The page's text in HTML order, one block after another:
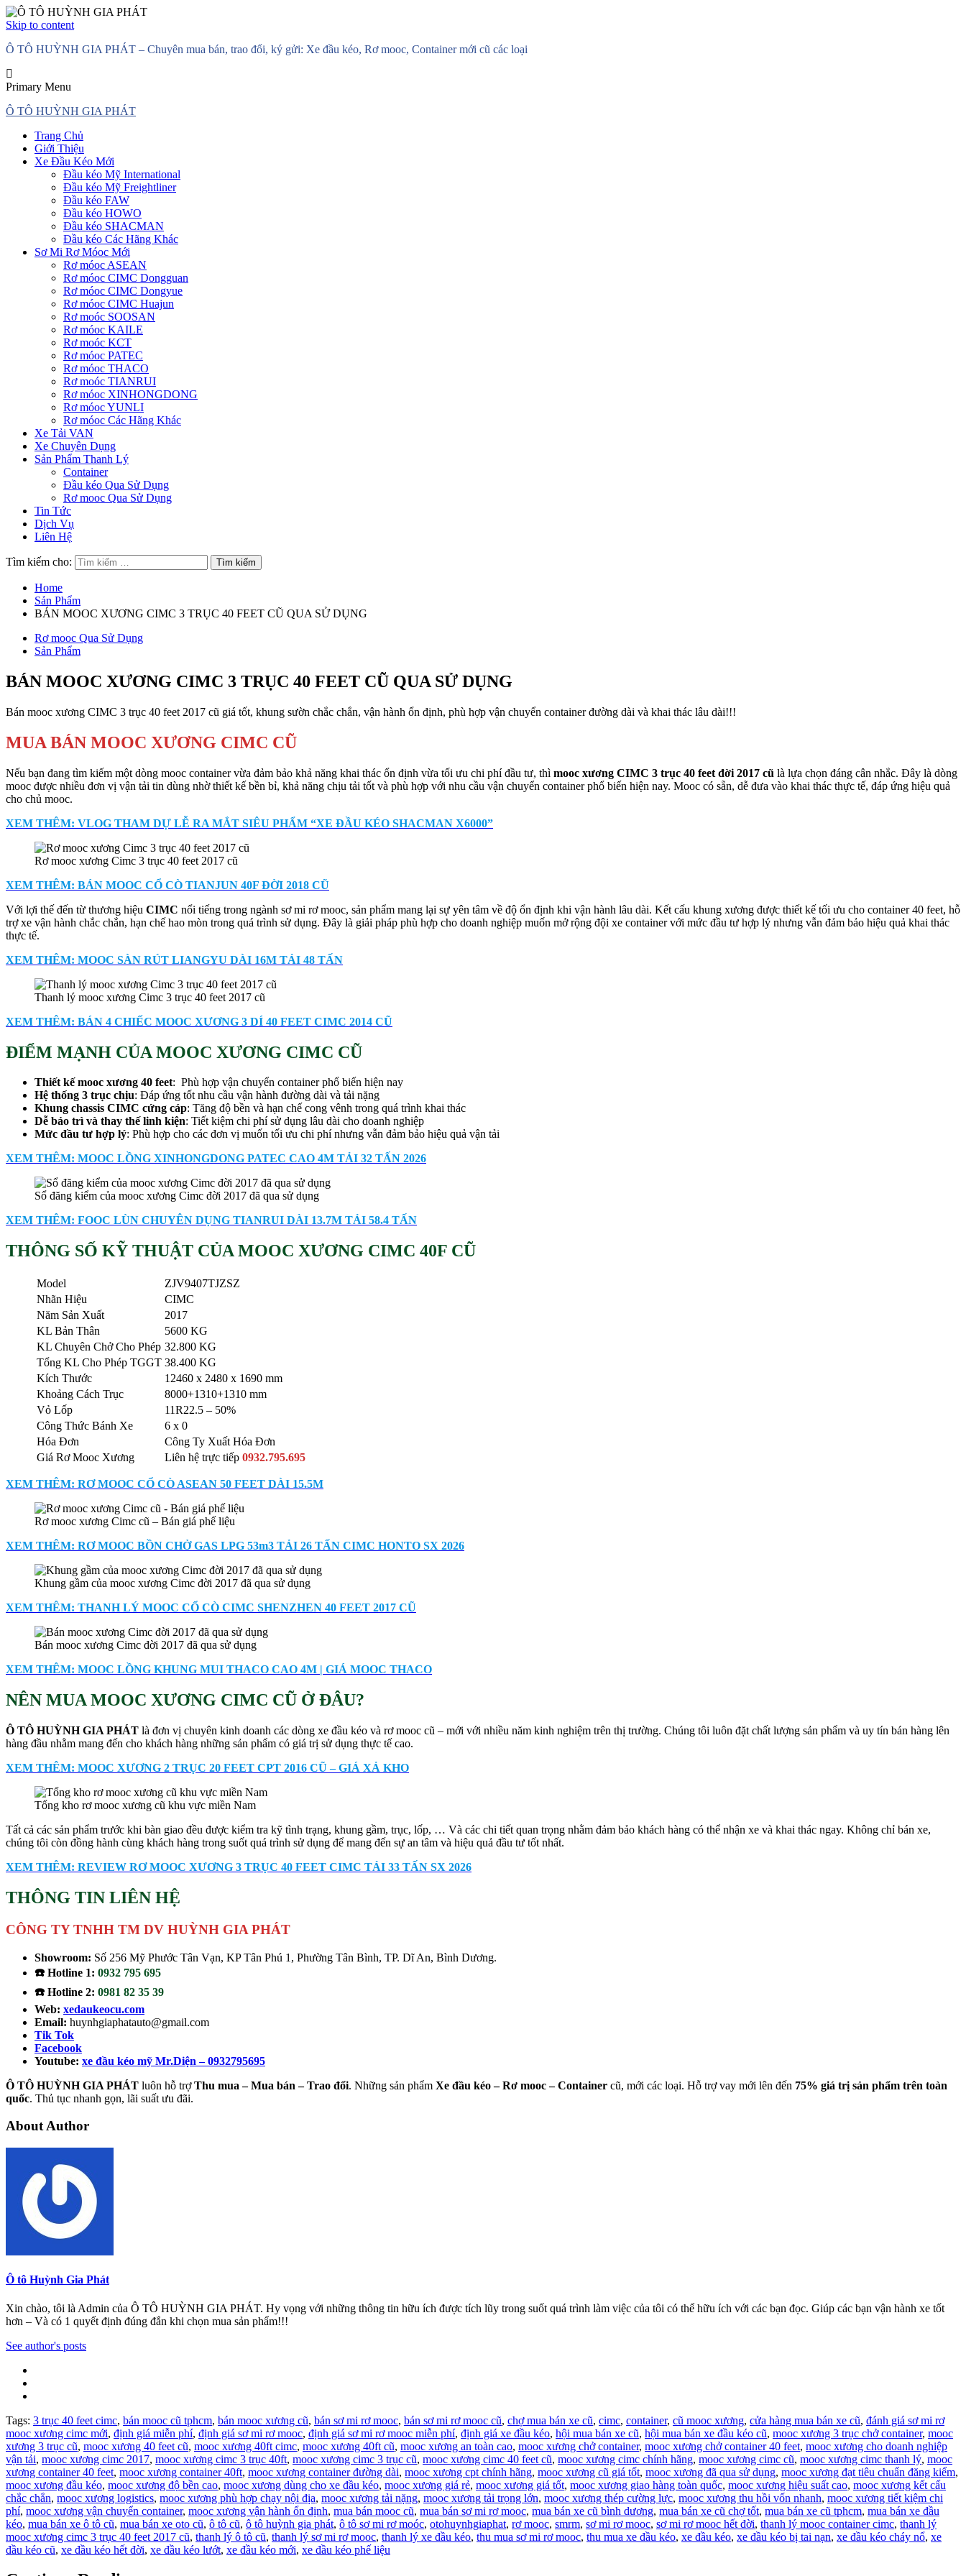
Skip to content
Ô TÔ HUỲNH GIA PHÁT – Chuyên mua bán, trao đổi, ký gửi: Xe đầu kéo, Rơ mooc, Container mới cũ các loại
Primary Menu
Ô TÔ HUỲNH GIA PHÁT
Trang Chủ
Giới Thiệu
Xe Đầu Kéo Mới
Đầu kéo Mỹ International
Đầu kéo Mỹ Freightliner
Đầu kéo FAW
Đầu kéo HOWO
Đầu kéo SHACMAN
Đầu kéo Các Hãng Khác
Sơ Mi Rơ Móoc Mới
Rơ móoc ASEAN
Rơ móoc CIMC Dongguan
Rơ móoc CIMC Dongyue
Rơ móoc CIMC Huajun
Rơ moóc SOOSAN
Rơ móoc KAILE
Rơ moóc KCT
Rơ móoc PATEC
Rơ móoc THACO
Rơ moóc TIANRUI
Rơ móoc XINHONGDONG
Rơ móoc YUNLI
Rơ móoc Các Hãng Khác
Xe Tải VAN
Xe Chuyên Dụng
Sản Phẩm Thanh Lý
Container
Đầu kéo Qua Sử Dụng
Rơ mooc Qua Sử Dụng
Tin Tức
Dịch Vụ
Liên Hệ
Tìm kiếm cho:
Home
Sản Phẩm
BÁN MOOC XƯƠNG CIMC 3 TRỤC 40 FEET CŨ QUA SỬ DỤNG
Rơ mooc Qua Sử Dụng
Sản Phẩm
BÁN MOOC XƯƠNG CIMC 3 TRỤC 40 FEET CŨ QUA SỬ DỤNG
Bán mooc xương CIMC 3 trục 40 feet 2017 cũ giá tốt, khung sườn chắc chắn, vận hành ổn định, phù hợp vận chuyển container đường dài và khai thác lâu dài!!!
MUA BÁN MOOC XƯƠNG CIMC CŨ
Nếu bạn đang tìm kiếm một dòng mooc container vừa đảm bảo khả năng khai thác ổn định vừa tối ưu chi phí đầu tư, thì mooc xương CIMC 3 trục 40 feet đời 2017 cũ là lựa chọn đáng cân nhắc. Đây là dòng
mooc được nhiều đơn vị vận tải tin dùng nhờ thiết kế bền bỉ, khả năng chịu tải tốt và phù hợp với nhu cầu vận chuyển container phổ biến hiện nay. Mooc có sẵn, dễ đưa vào khai thác thực tế, đáp ứng hiệu quả
cho chủ mooc.
XEM THÊM: VLOG THAM DỰ LỄ RA MẮT SIÊU PHẨM “XE ĐẦU KÉO SHACMAN X6000”
Rơ mooc xương Cimc 3 trục 40 feet 2017 cũ
XEM THÊM: BÁN MOOC CỔ CÒ TIANJUN 40F ĐỜI 2018 CŨ
Với lợi thế đến từ thương hiệu CIMC nổi tiếng trong ngành sơ mi rơ mooc, sản phẩm mang lại sự yên tâm về độ ổn định khi vận hành lâu dài. Kết cấu khung xương được thiết kế tối ưu cho container 40 feet, hỗ
trợ xe vận hành chắc chắn, hạn chế hao mòn trong quá trình sử dụng. Đây là giải pháp phù hợp cho doanh nghiệp muốn mở rộng đội xe container với mức đầu tư hợp lý nhưng vẫn đảm bảo hiệu quả khai thác
thực tế.
XEM THÊM: MOOC SÀN RÚT LIANGYU DÀI 16M TẢI 48 TẤN
Thanh lý mooc xương Cimc 3 trục 40 feet 2017 cũ
XEM THÊM: BÁN 4 CHIẾC MOOC XƯƠNG 3 DÍ 40 FEET CIMC 2014 CŨ
ĐIỂM MẠNH CỦA MOOC XƯƠNG CIMC CŨ
Thiết kế mooc xương 40 feet: Phù hợp vận chuyển container phổ biến hiện nay
Hệ thống 3 trục chịu: Đáp ứng tốt nhu cầu vận hành đường dài và tải nặng
Khung chassis CIMC cứng cáp: Tăng độ bền và hạn chế cong vênh trong quá trình khai thác
Dễ bảo trì và thay thế linh kiện: Tiết kiệm chi phí sử dụng lâu dài cho doanh nghiệp
Mức đầu tư hợp lý: Phù hợp cho các đơn vị muốn tối ưu chi phí nhưng vẫn đảm bảo hiệu quả vận tải
XEM THÊM: MOOC LỒNG XINHONGDONG PATEC CAO 4M TẢI 32 TẤN 2026
Sổ đăng kiểm của mooc xương Cimc đời 2017 đã qua sử dụng
XEM THÊM: FOOC LÙN CHUYÊN DỤNG TIANRUI DÀI 13.7M TẢI 58.4 TẤN
THÔNG SỐ KỸ THUẬT CỦA MOOC XƯƠNG CIMC 40F CŨ
Model
ZJV9407TJZSZ
Nhãn Hiệu
CIMC
Năm Sản Xuất
2017
KL Bản Thân
5600 KG
KL Chuyên Chở Cho Phép 32.800 KG
Tổng KL Cho Phép TGGT 38.400 KG
Kích Thước
12460 x 2480 x 1690 mm
Khoảng Cách Trục
8000+1310+1310 mm
Vỏ Lốp
11R22.5 – 50%
Công Thức Bánh Xe
6 x 0
Hóa Đơn
Công Ty Xuất Hóa Đơn
Giá Rơ Mooc Xương
Liên hệ trực tiếp 0932.795.695
XEM THÊM: RƠ MOOC CỔ CÒ ASEAN 50 FEET DÀI 15.5M
Rơ mooc xương Cimc cũ – Bán giá phế liệu
XEM THÊM: RƠ MOOC BỒN CHỞ GAS LPG 53m3 TẢI 26 TẤN CIMC HONTO SX 2026
Khung gầm của mooc xương Cimc đời 2017 đã qua sử dụng
XEM THÊM: THANH LÝ MOOC CỔ CÒ CIMC SHENZHEN 40 FEET 2017 CŨ
Bán mooc xương Cimc đời 2017 đã qua sử dụng
XEM THÊM: MOOC LỒNG KHUNG MUI THACO CAO 4M | GIÁ MOOC THACO
NÊN MUA MOOC XƯƠNG CIMC CŨ Ở ĐÂU?
Ô TÔ HUỲNH GIA PHÁT là đơn vị chuyên kinh doanh các dòng xe đầu kéo và rơ mooc cũ – mới với nhiều năm kinh nghiệm trên thị trường. Chúng tôi luôn đặt chất lượng sản phẩm và uy tín bán hàng lên
hàng đầu nhằm mang đến cho khách hàng những sản phẩm có giá trị sử dụng thực tế cao.
XEM THÊM: MOOC XƯƠNG 2 TRỤC 20 FEET CPT 2016 CŨ – GIÁ XẢ KHO
Tổng kho rơ mooc xương cũ khu vực miền Nam
Tất cả các sản phẩm trước khi bàn giao đều được kiểm tra kỹ tình trạng, khung gầm, trục, lốp, … Và các chi tiết quan trọng nhằm đảm bảo khách hàng có thể nhận xe và khai thác ngay. Không chỉ bán xe,
chúng tôi còn đồng hành cùng khách hàng trong suốt quá trình sử dụng để mang đến sự an tâm và hiệu quả đầu tư tốt nhất.
XEM THÊM: REVIEW RƠ MOOC XƯƠNG 3 TRỤC 40 FEET CIMC TẢI 33 TẤN SX 2026
THÔNG TIN LIÊN HỆ
CÔNG TY TNHH TM DV HUỲNH GIA PHÁT
Showroom: Số 256 Mỹ Phước Tân Vạn, KP Tân Phú 1, Phường Tân Bình, TP. Dĩ An, Bình Dương.
☎️ Hotline 1: 0932 795 695
☎️ Hotline 2: 0981 82 35 39
Web: xedaukeocu.com
Email: huynhgiaphatauto@gmail.com
Tik Tok
Facebook
Youtube: xe đầu kéo mỹ Mr.Diện – 0932795695
Ô TÔ HUỲNH GIA PHÁT luôn hỗ trợThu mua – Mua bán – Trao đổi. Những sản phẩm Xe đầu kéo – Rơ mooc – Container cũ, mới các loại. Hỗ trợ vay mới lên đến 75% giá trị sản phẩm trên toàn
quốc. Thủ tục nhanh gọn, lãi suất ưu đãi.
About Author
Ô tô Huỳnh Gia Phát
Xin chào, tôi là Admin của Ô TÔ HUỲNH GIA PHÁT. Hy vọng với những thông tin hữu ích được tích lũy trong suốt quá trình làm việc của tôi có thể hữu ích với các bạn đọc. Giúp các bạn vận hành xe tốt
hơn – Và có 1 quyết định đúng đắn khi chọn mua sản phẩm!!!
See author's posts
Tags: 3 trục 40 feet cimc, bán mooc cũ tphcm, bán mooc xương cũ, bán sơ mi rơ mooc, bán sơ mi rơ mooc cũ, chợ mua bán xe cũ, cimc, container, cũ mooc xương, cửa hàng mua bán xe cũ, đánh giá sơ mi rơ
mooc xương cimc mới, định giá miễn phí, định giá sơ mi rơ mooc, định giá sơ mi rơ mooc miễn phí, định giá xe đầu kéo, hội mua bán xe cũ, hội mua bán xe đầu kéo cũ, mooc xương 3 trục chở container, mooc
xương 3 trục cũ, mooc xương 40 feet cũ, mooc xương 40ft cimc, mooc xương 40ft cũ, mooc xương an toàn cao, mooc xương chở container, mooc xương chở container 40 feet, mooc xương cho doanh nghiệp
vận tải, mooc xương cimc 2017, mooc xương cimc 3 trục 40ft, mooc xương cimc 3 trục cũ, mooc xương cimc 40 feet cũ, mooc xương cimc chính hãng, mooc xương cimc cũ, mooc xương cimc thanh lý, mooc
xương container 40 feet, mooc xương container 40ft, mooc xương container đường dài, mooc xương cpt chính hãng, mooc xương cũ giá tốt, mooc xương đã qua sử dụng, mooc xương đạt tiêu chuẩn đăng kiểm,
mooc xương đầu kéo, mooc xương độ bền cao, mooc xương dùng cho xe đầu kéo, mooc xương giá rẻ, mooc xương giá tốt, mooc xương giao hàng toàn quốc, mooc xương hiệu suất cao, mooc xương kết cấu
chắc chắn, mooc xương logistics, mooc xương phù hợp chạy nội địa, mooc xương tải nặng, mooc xương tải trọng lớn, mooc xương thép cường lực, mooc xương thu hồi vốn nhanh, mooc xương tiết kiệm chi
phí, mooc xương vận chuyển container, mooc xương vận hành ổn định, mua bán mooc cũ, mua bán sơ mi rơ mooc, mua bán xe cũ bình dương, mua bán xe cũ chợ tốt, mua bán xe cũ tphcm, mua bán xe đầu
kéo, mua bán xe ô tô cũ, mua bán xe oto cũ, ô tô cũ, ô tô huỳnh gia phát, ô tô sơ mi rơ moóc, otohuynhgiaphat, rơ mooc, smrm, sơ mi rơ mooc, sơ mi rơ mooc hết đời, thanh lý mooc container cimc, thanh lý
mooc xương cimc 3 trục 40 feet 2017 cũ, thanh lý ô tô cũ, thanh lý sơ mi rơ mooc, thanh lý xe đầu kéo, thu mua sơ mi rơ mooc, thu mua xe đầu kéo, xe đầu kéo, xe đầu kéo bị tai nạn, xe đầu kéo cháy nổ, xe
đầu kéo cũ, xe đầu kéo hết đời, xe đầu kéo lướt, xe đầu kéo mới, xe đầu kéo phế liệu